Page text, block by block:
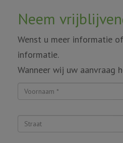
Neem
Wenst u meer informatie
informatie.
Wanneer wij uw aanvraag